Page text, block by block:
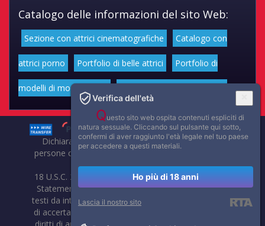
Catalogo delle informazioni del sito Web:
Sezione con attrici cinematografiche Catalogo con
attrici porno Portfolio di belle attrici Portfolio di
modelli di moda volgari
Dichiarazione di non responsabilità: tutti i membri e le
persone che compaiono su questo sito hanno almeno 18
anni.
18 U.S.C. 2257 Record-Keeping Requirements Compliance
Statement. Affaritaliani, prima di pubblicare foto, video o
testi da internet, compie tutte le opportune verifiche al fine
di accertarne il libero regime di circolazione e non violare i
Verifica dell'età
Questo sito web ospita contenuti espliciti di
natura sessuale. Cliccando sul pulsante qui sotto,
confermi di aver raggiunto l'età legale nel tuo paese
per accedere a questi materiali.
Ho più di 18 anni
Lascia il nostro sito